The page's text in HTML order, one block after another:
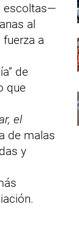
escoltas—
al
a
de
que
el
de malas
y